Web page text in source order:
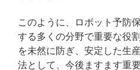
このように、ロボット予防
する多くの分野で重要な役
を未然に防ぎ、安定した生
法として、今後ますます重